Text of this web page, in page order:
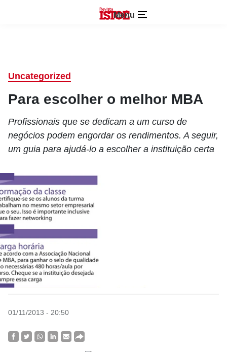
Menu
Uncategorized
Para escolher o melhor MBA
Profissionais que se dedicam a um curso de
negócios podem engordar os rendimentos. A seguir,
um guia para ajudá-lo a escolher a instituição certa
01/11/2013 - 20:50